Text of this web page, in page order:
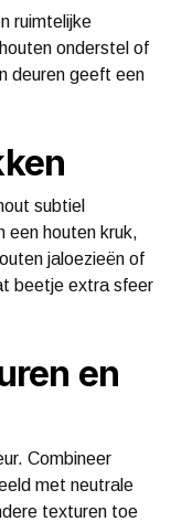
ruimtelijke
onderstel of
deuren geeft een
subtiel
een houten kruk,
jaloezieën of
beetje extra sfeer
en
Combineer
met neutrale
texturen toe